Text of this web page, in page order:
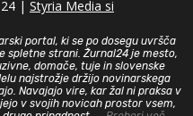
| Styria Media si
portal, ki se po dosegu uvršča
spletne strani. Žurnal24 je mesto,
domače, tuje in slovenske
najstrožje držijo novinarskega
Navajajo vire, kar žal ni praksa v
v svojih novicah prostor vsem,